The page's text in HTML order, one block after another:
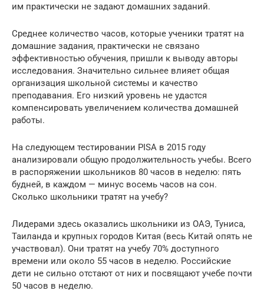
им практически не задают домашних заданий.
Среднее количество часов, которые ученики тратят на
домашние задания, практически не связано
эффективностью обучения, пришли к выводу авторы
исследования. Значительно сильнее влияет общая
организация школьной системы и качество
преподавания. Его низкий уровень не удастся
компенсировать увеличением количества домашней
работы.
На следующем тестировании PISA в 2015 году
анализировали общую продолжительность учебы. Всего
в распоряжении школьников 80 часов в неделю: пять
будней, в каждом — минус восемь часов на сон.
Сколько школьники тратят на учебу?
Лидерами здесь оказались школьники из ОАЭ, Туниса,
Таиланда и крупных городов Китая (весь Китай опять не
участвовал). Они тратят на учебу 70% доступного
времени или около 55 часов в неделю. Российские
дети не сильно отстают от них и посвящают учебе почти
50 часов в неделю.